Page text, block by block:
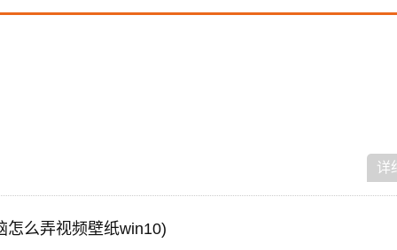
详
怎么弄视频壁纸win10)